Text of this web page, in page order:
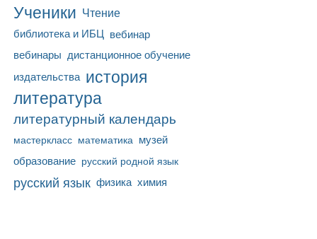
Ученики Чтение
библиотека и ИБЦ вебинар
вебинары дистанционное обучение
издательства история
литература
литературный календарь
мастеркласс математика музей
образование русский родной язык
русский язык физика химия